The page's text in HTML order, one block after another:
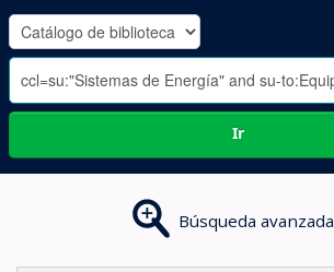
OLADE
-
Ir
Búsqueda avanzada